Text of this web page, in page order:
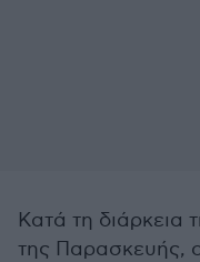
Κατά τη διάρκεια
της Παρασκευής,